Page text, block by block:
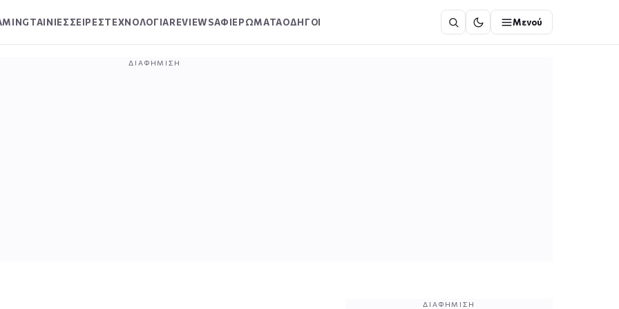
ΤΑΙΝΙΕΣΣΕΙΡΕΣΤΕΧΝΟΛΟΓΙΑREVIEWSΑΦΙΕΡΩΜΑΤΑΟΔΗΓΟΙ Μενού
ΔΙΑΦΉΜΙΣΗ
ΔΙΑΦΉΜΙΣΗ